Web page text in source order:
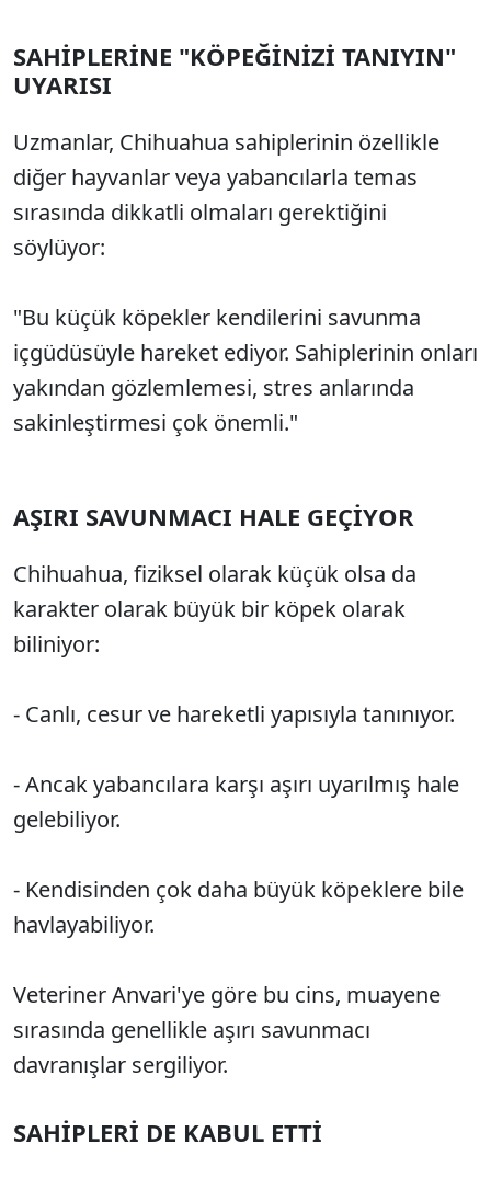
SAHİPLERİNE "KÖPEĞİNİZİ TANIYIN"
UYARISI
Uzmanlar, Chihuahua sahiplerinin özellikle
diğer hayvanlar veya yabancılarla temas
sırasında dikkatli olmaları gerektiğini
söylüyor:
"Bu küçük köpekler kendilerini savunma
içgüdüsüyle hareket ediyor. Sahiplerinin onları
yakından gözlemlemesi, stres anlarında
sakinleştirmesi çok önemli."
AŞIRI SAVUNMACI HALE GEÇİYOR
Chihuahua, fiziksel olarak küçük olsa da
karakter olarak büyük bir köpek olarak
biliniyor:
- Canlı, cesur ve hareketli yapısıyla tanınıyor.
- Ancak yabancılara karşı aşırı uyarılmış hale
gelebiliyor.
- Kendisinden çok daha büyük köpeklere bile
havlayabiliyor.
Veteriner Anvari'ye göre bu cins, muayene
sırasında genellikle aşırı savunmacı
davranışlar sergiliyor.
SAHİPLERİ DE KABUL ETTİ